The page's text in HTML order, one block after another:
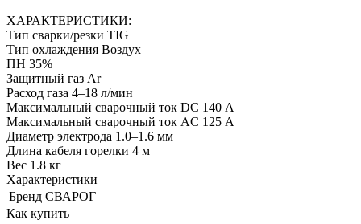
ХАРАКТЕРИСТИКИ:
Тип сварки/резки TIG
Тип охлаждения Воздух
ПН 35%
Защитный газ Ar
Расход газа 4–18 л/мин
Максимальный сварочный ток DC 140 А
Максимальный сварочный ток AC 125 А
Диаметр электрода 1.0–1.6 мм
Длина кабеля горелки 4 м
Вес 1.8 кг
Характеристики
Бренд СВАРОГ
Как купить